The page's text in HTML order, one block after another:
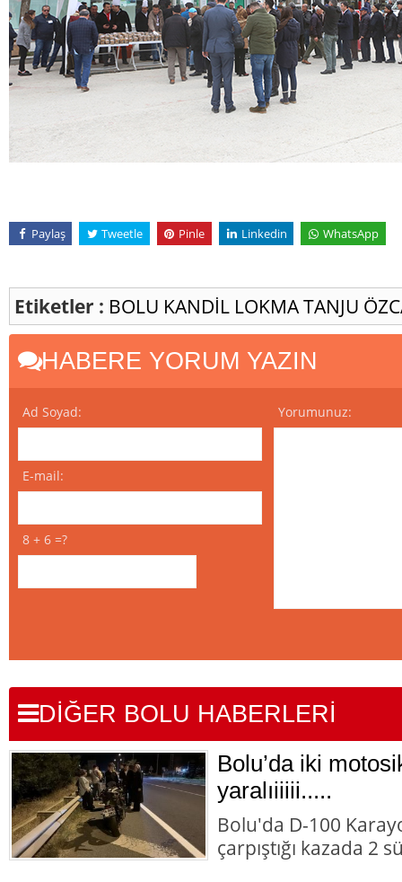
Paylaş Tweetle Pinle Linkedin WhatsApp
Etiketler : BOLU KANDİL LOKMATANJU
HABERE YORUM YAZIN
Ad Soyad:
E-mail:
8 + 6 =?
Yorumunuz:
DİĞER BOLU HABERLERİ
Bolu’da iki
yaralıiiiii.....
Bolu'da D-100
çarpıştığı kazada 2